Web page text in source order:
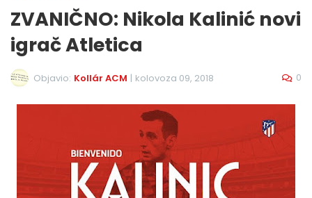
ZVANIČNO: Nikola Kalinić novi
igrač Atletica
Objavio: Kollár ACM | kolovoza 09, 2018 0